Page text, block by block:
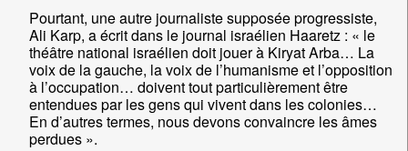
Pourtant, une autre journaliste supposée progressiste,
Ali Karp, a écrit dans le journal israélien Haaretz : « le
théâtre national israélien doit jouer à Kiryat Arba… La
voix de la gauche, la voix de l’humanisme et l’opposition
à l’occupation… doivent tout particulièrement être
entendues par les gens qui vivent dans les colonies…
En d’autres termes, nous devons convaincre les âmes
perdues ».